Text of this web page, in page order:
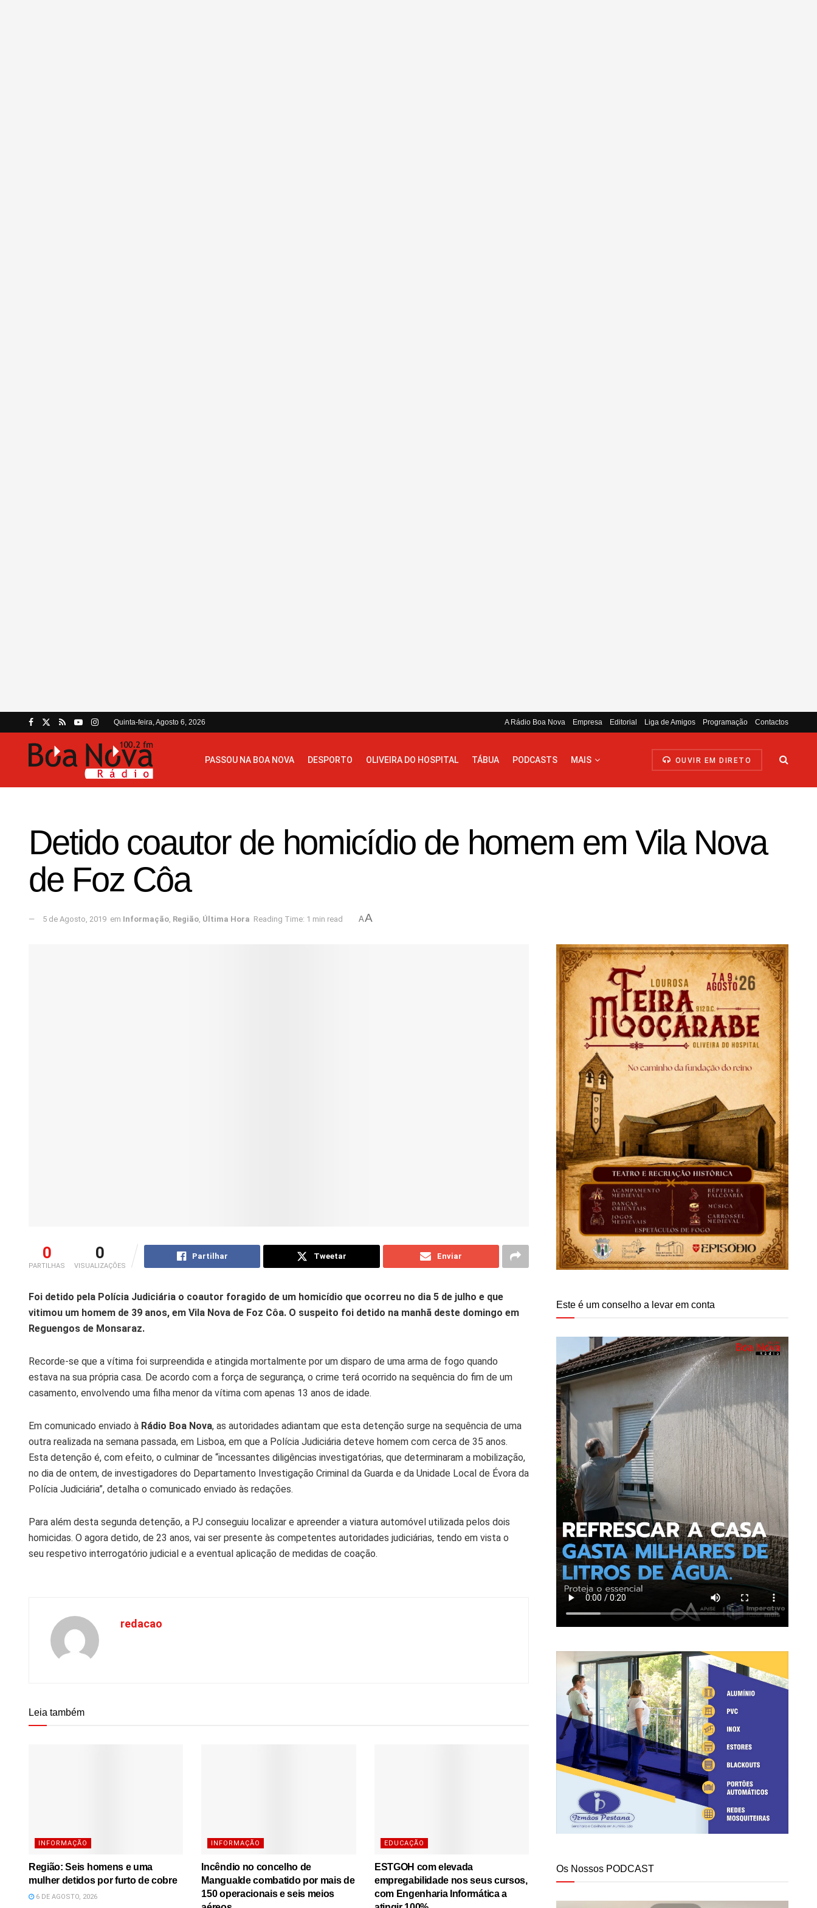
Quinta-feira, Agosto 6, 2026 A Rádio Boa Nova Empresa Editorial Liga de Amigos Programação Contactos
PASSOU NA BOA NOVA DESPORTO OLIVEIRA DO HOSPITAL TÁBUA PODCASTS MAIS OUVIR EM DIRETO
Detido coautor de homicídio de homem em Vila Nova
de Foz Côa
5 de Agosto, 2019 em Informação, Região, Última Hora Reading Time: 1 min read AA
0
PARTILHAS
0
VISUALIZAÇÕES
Partilhar Tweetar Enviar
Foi detido pela Polícia Judiciária o coautor foragido de um homicídio que ocorreu no dia 5 de julho e que
vitimou um homem de 39 anos, em Vila Nova de Foz Côa. O suspeito foi detido na manhã deste domingo em
Reguengos de Monsaraz.
Recorde-se que a vítima foi surpreendida e atingida mortalmente por um disparo de uma arma de fogo quando
estava na sua própria casa. De acordo com a força de segurança, o crime terá ocorrido na sequência do fim de um
casamento, envolvendo uma filha menor da vítima com apenas 13 anos de idade.
Em comunicado enviado à Rádio Boa Nova, as autoridades adiantam que esta detenção surge na sequência de uma
outra realizada na semana passada, em Lisboa, em que a Polícia Judiciária deteve homem com cerca de 35 anos.
Esta detenção é, com efeito, o culminar de “incessantes diligências investigatórias, que determinaram a mobilização,
no dia de ontem, de investigadores do Departamento Investigação Criminal da Guarda e da Unidade Local de Évora da
Polícia Judiciária”, detalha o comunicado enviado às redações.
Para além desta segunda detenção, a PJ conseguiu localizar e apreender a viatura automóvel utilizada pelos dois
homicidas. O agora detido, de 23 anos, vai ser presente às competentes autoridades judiciárias, tendo em vista o
seu respetivo interrogatório judicial e a eventual aplicação de medidas de coação.
redacao
Leia também
INFORMAÇÃO
Região: Seis homens e uma
mulher detidos por furto de cobre
6 DE AGOSTO, 2026
INFORMAÇÃO
Incêndio no concelho de
Mangualde combatido por mais de
150 operacionais e seis meios
EDUCAÇÃO
ESTGOH com elevada
empregabilidade nos seus cursos,
com Engenharia Informática a
Este é um conselho a levar em conta
Os Nossos PODCAST